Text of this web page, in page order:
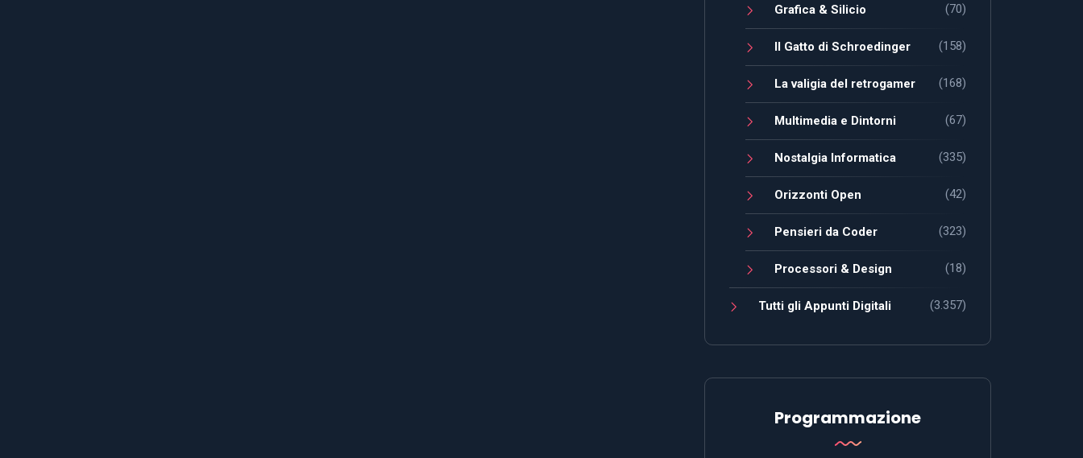
Grafica & Silicio (70)
Il Gatto di Schroedinger (158)
La valigia del retrogamer (168)
Multimedia e Dintorni (67)
Nostalgia Informatica (335)
Orizzonti Open (42)
Pensieri da Coder (323)
Processori & Design (18)
Tutti gli Appunti Digitali (3.357)
Programmazione